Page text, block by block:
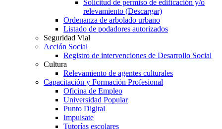
Solicitud de permiso de edificación y/o
relevamiento (Descargar)
Ordenanza de arbolado urbano
Listado de podadores autorizados
Seguridad Vial
Acción Social
Registro de intervenciones de Desarrollo Social
Cultura
Relevamiento de agentes culturales
Capacitación y Formación Profesional
Oficina de Empleo
Universidad Popular
Punto Digital
Impulsate
Tutorías escolares